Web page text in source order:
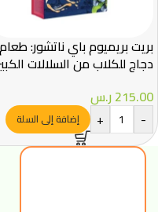
بريت بريميوم باي ناتشور: طعام
دجاج للكلاب من السلالات
215.00ر.س
-
+ إضافة إلى السلة